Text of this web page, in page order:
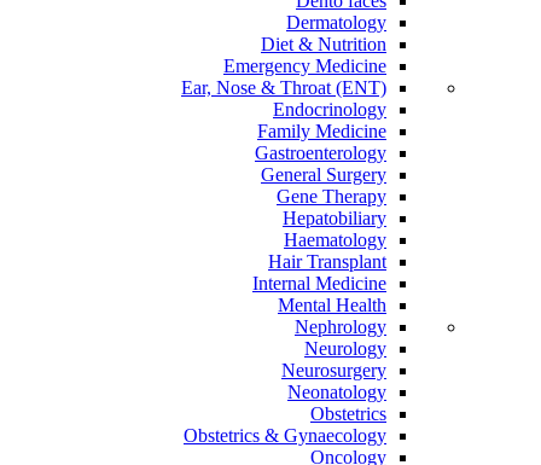
Dermatology
Diet & Nutrition
Emergency Medicine
Ear, Nose & Throat (ENT)
Endocrinology
Family Medicine
Gastroenterology
General Surgery
Gene Therapy
Hepatobiliary
Haematology
Hair Transplant
Internal Medicine
Mental Health
Nephrology
Neurology
Neurosurgery
Neonatology
Obstetrics
Obstetrics & Gynaecology
Oncology